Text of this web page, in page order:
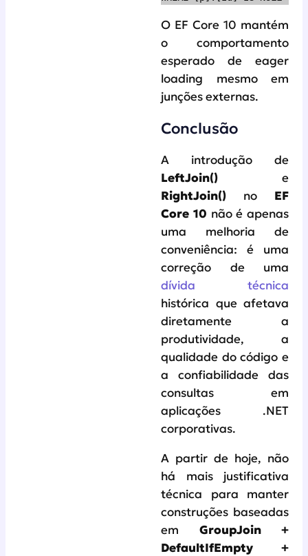
O EF Core 10 mantém
o comportamento
esperado de eager
loading mesmo em
junções externas.
Conclusão
A introdução de
LeftJoin() e
RightJoin() no EF
Core 10 não é apenas
uma melhoria de
conveniência: é uma
correção de uma
dívida técnica
histórica que afetava
diretamente a
produtividade, a
qualidade do código e
a confiabilidade das
consultas em
aplicações .NET
corporativas.
A partir de hoje, não
há mais justificativa
técnica para manter
construções baseadas
em GroupJoin +
DefaultIfEmpty +